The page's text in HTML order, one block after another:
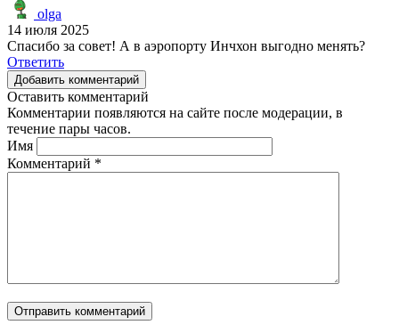
olga
14 июля 2025
Спасибо за совет! А в аэропорту Инчхон выгодно менять?
Ответить
Добавить комментарий
Оставить комментарий
Комментарии появляются на сайте после модерации, в
течение пары часов.
Имя
Комментарий *